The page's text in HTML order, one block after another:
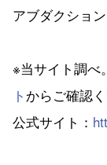
アブダクショ
※当サイト調べ
ト からご確認く
公式サイト：